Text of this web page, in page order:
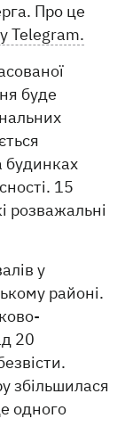
Про це
Telegram.
буде
будинках
15
розважальні
у
районі.
20
збільшилася
одного